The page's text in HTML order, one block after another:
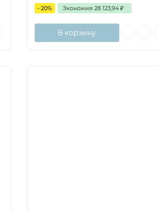
- 20% Экономия 28 123,94 ₽
В корзину